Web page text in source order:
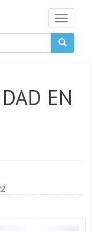
Toggle
EN